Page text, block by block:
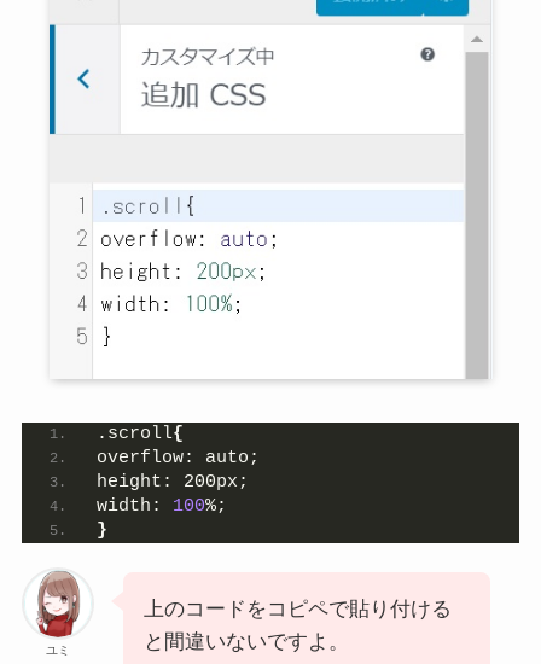
.scroll{
overflow: auto;
height: 200px;
width: 100%;
}
ユミ
上のコードをコピペで貼り付ける
と間違いないですよ。